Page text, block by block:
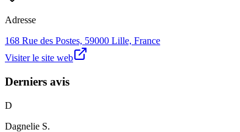
Adresse
168 Rue des Postes, 59000 Lille, France
Visiter le site web
Derniers avis
D
Dagnelie S.